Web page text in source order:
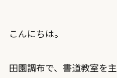
こんにちは。
田園調布で、書道教室を